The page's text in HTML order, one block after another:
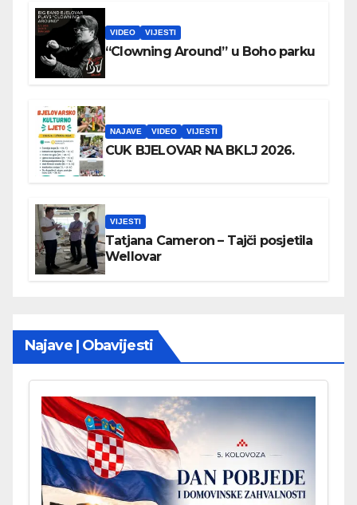
VIDEO VIJESTI
“Clowning Around” u Boho parku
NAJAVE VIDEO VIJESTI
CUK BJELOVAR NA BKLJ 2026.
VIJESTI
Tatjana Cameron – Tajči posjetila
Wellovar
Najave | Obavijesti